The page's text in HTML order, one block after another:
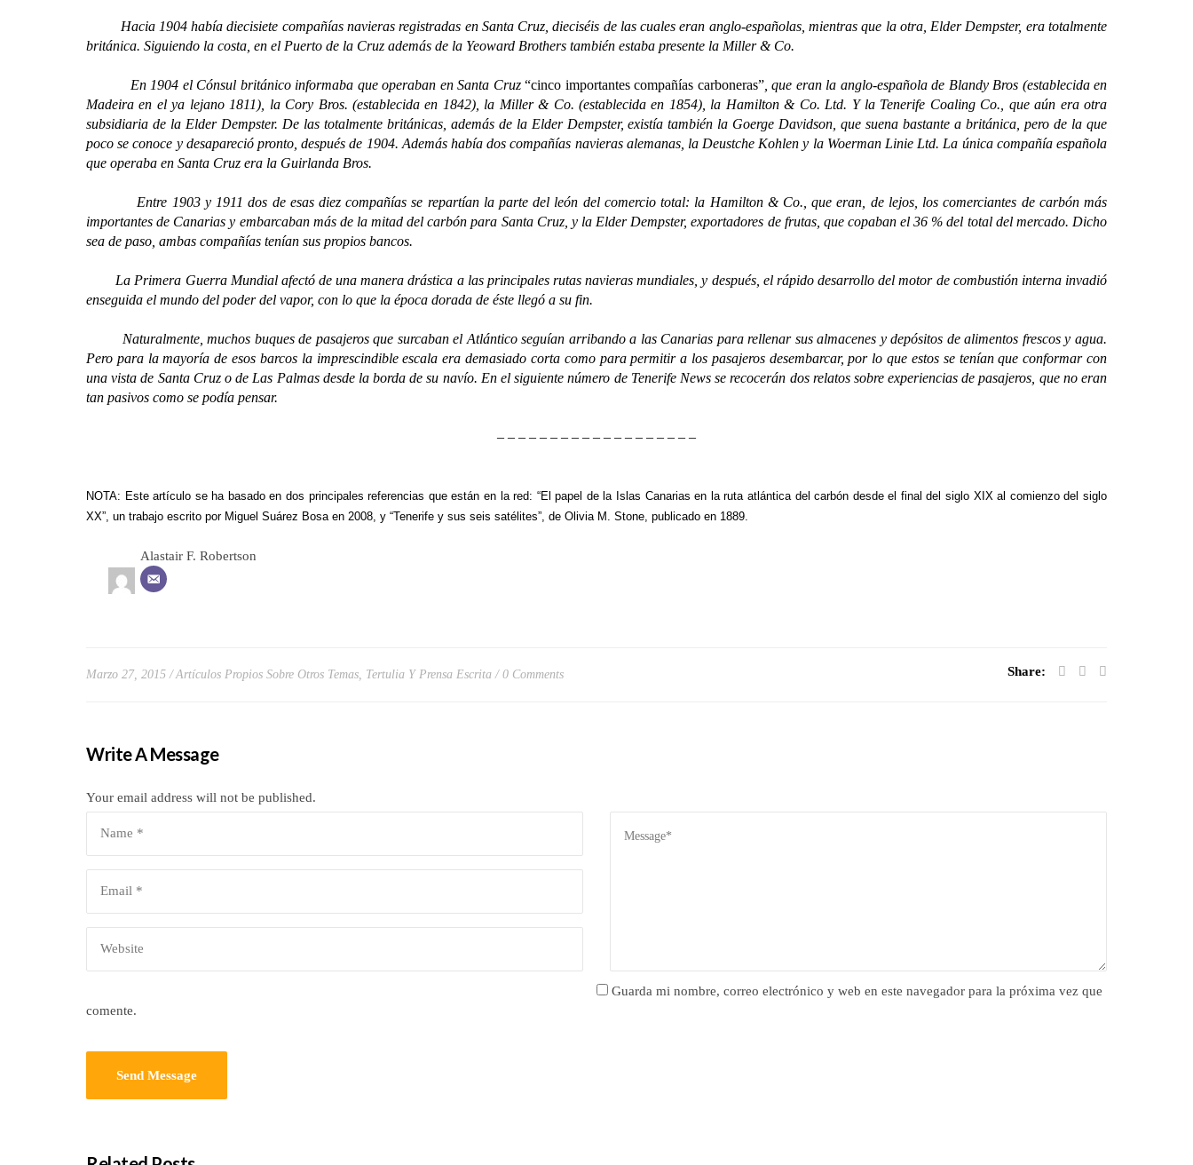
Hacia 1904 había diecisiete compañías navieras registradas en Santa Cruz, dieciséis de las cuales eran anglo-españolas, mientras que la otra, Elder Dempster, era totalmente
británica. Siguiendo la costa, en el Puerto de la Cruz además de la Yeoward Brothers también estaba presente la Miller & Co.
En 1904 el Cónsul británico informaba que operaban en Santa Cruz “cinco importantes compañías carboneras”, que eran la anglo-española de Blandy Bros (establecida en
Madeira en el ya lejano 1811), la Cory Bros. (establecida en 1842), la Miller & Co. (establecida en 1854), la Hamilton & Co. Ltd. Y la Tenerife Coaling Co., que aún era otra
subsidiaria de la Elder Dempster. De las totalmente británicas, además de la Elder Dempster, existía también la Goerge Davidson, que suena bastante a británica, pero de la que
poco se conoce y desapareció pronto, después de 1904. Además había dos compañías navieras alemanas, la Deustche Kohlen y la Woerman Linie Ltd. La única compañía española
que operaba en Santa Cruz era la Guirlanda Bros.
Entre 1903 y 1911 dos de esas diez compañías se repartían la parte del león del comercio total: la Hamilton & Co., que eran, de lejos, los comerciantes de carbón más
importantes de Canarias y embarcaban más de la mitad del carbón para Santa Cruz, y la Elder Dempster, exportadores de frutas, que copaban el 36 % del total del mercado. Dicho
sea de paso, ambas compañías tenían sus propios bancos.
La Primera Guerra Mundial afectó de una manera drástica a las principales rutas navieras mundiales, y después, el rápido desarrollo del motor de combustión interna invadió
enseguida el mundo del poder del vapor, con lo que la época dorada de éste llegó a su fin.
Naturalmente, muchos buques de pasajeros que surcaban el Atlántico seguían arribando a las Canarias para rellenar sus almacenes y depósitos de alimentos frescos y agua.
Pero para la mayoría de esos barcos la imprescindible escala era demasiado corta como para permitir a los pasajeros desembarcar, por lo que estos se tenían que conformar con
una vista de Santa Cruz o de Las Palmas desde la borda de su navío. En el siguiente número de Tenerife News se recocerán dos relatos sobre experiencias de pasajeros, que no eran
tan pasivos como se podía pensar.
– – – – – – – – – – – – – – – – – – –
NOTA: Este artículo se ha basado en dos principales referencias que están en la red: “El papel de la Islas Canarias en la ruta atlántica del carbón desde el final del siglo XIX al comienzo del siglo
XX”, un trabajo escrito por Miguel Suárez Bosa en 2008, y “Tenerife y sus seis satélites”, de Olivia M. Stone, publicado en 1889.
Alastair F. Robertson
Marzo 27, 2015 Artículos Propios Sobre Otros Temas Tertulia Y Prensa Escrita 0 Comments Share:
Write A Message
Your email address will not be published.
Guarda mi nombre, correo electrónico y web en este navegador para la próxima vez que
comente.